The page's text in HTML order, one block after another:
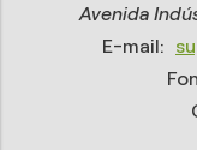
Avenida
E-mail: